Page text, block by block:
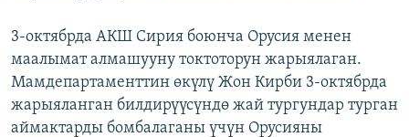
3-октябрда АКШ Сирия боюнча Орусия менен
маалымат алмашууну токтоторун жарыялаган.
Мамдепартаменттин өкүлү Жон Кирби 3-октябрда
жарыяланган билдирүүсүндө жай тургундар турган
аймактарды бомбалаганы үчүн Орусияны